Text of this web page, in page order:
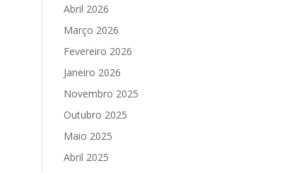
Abril 2026
Março 2026
Fevereiro 2026
Janeiro 2026
Novembro 2025
Outubro 2025
Maio 2025
Abril 2025